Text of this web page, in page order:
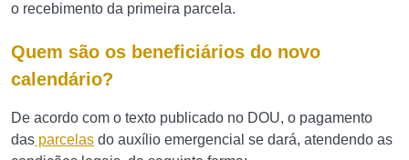
o recebimento da primeira parcela.
Quem são os beneficiários do novo
calendário?
De acordo com o texto publicado no DOU, o pagamento
das parcelas do auxílio emergencial se dará, atendendo as